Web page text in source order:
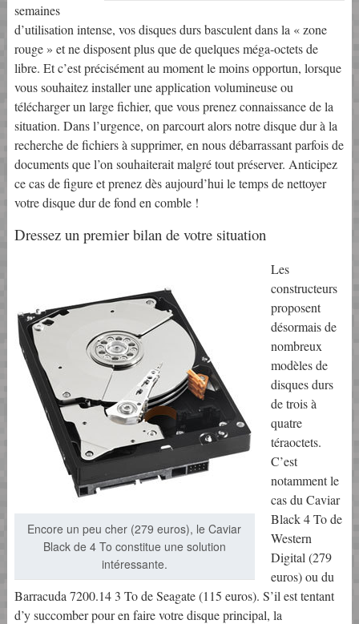
semaines
d’utilisation intense, vos disques durs basculent dans la « zone
rouge » et ne disposent plus que de quelques méga-octets de
libre. Et c’est précisément au moment le moins opportun, lorsque
vous souhaitez installer une application volumineuse ou
télécharger un large fichier, que vous prenez connaissance de la
situation. Dans l’urgence, on parcourt alors notre disque dur à la
recherche de fichiers à supprimer, en nous débarrassant parfois de
documents que l’on souhaiterait malgré tout préserver. Anticipez
ce cas de figure et prenez dès aujourd’hui le temps de nettoyer
votre disque dur de fond en comble !
Dressez un premier bilan de votre situation
Encore un peu cher (279 euros), le Caviar
Black de 4 To constitue une solution
intéressante.
Les
constructeurs
proposent
désormais de
nombreux
modèles de
disques durs
de trois à
quatre
téraoctets.
C’est
notamment le
cas du Caviar
Black 4 To de
Western
Digital (279
euros) ou du
Barracuda 7200.14 3 To de Seagate (115 euros). S’il est tentant
d’y succomber pour en faire votre disque principal, la